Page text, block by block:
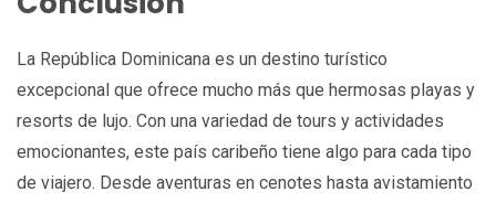
La República Dominicana es un destino turístico
excepcional que ofrece mucho más que hermosas playas y
resorts de lujo. Con una variedad de tours y actividades
emocionantes, este país caribeño tiene algo para cada tipo
de viajero. Desde aventuras en cenotes hasta avistamiento